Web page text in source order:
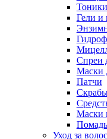
Тоники
Гели и
Спреи
Маски
Патчи
Маски
Уход за